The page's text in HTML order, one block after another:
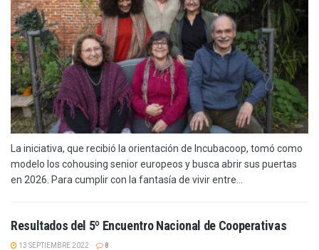
La iniciativa, que recibió la orientación de Incubacoop, tomó como
modelo los cohousing senior europeos y busca abrir sus puertas
en 2026. Para cumplir con la fantasía de vivir entre...
Resultados del 5º Encuentro Nacional de Cooperativas
13 SEPTIEMBRE 2022 8